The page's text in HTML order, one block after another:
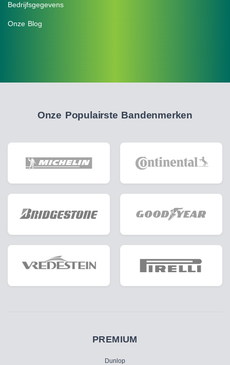
Bedrijfsgegevens
Onze Blog
Onze Populairste Bandenmerken
PREMIUM
Dunlop